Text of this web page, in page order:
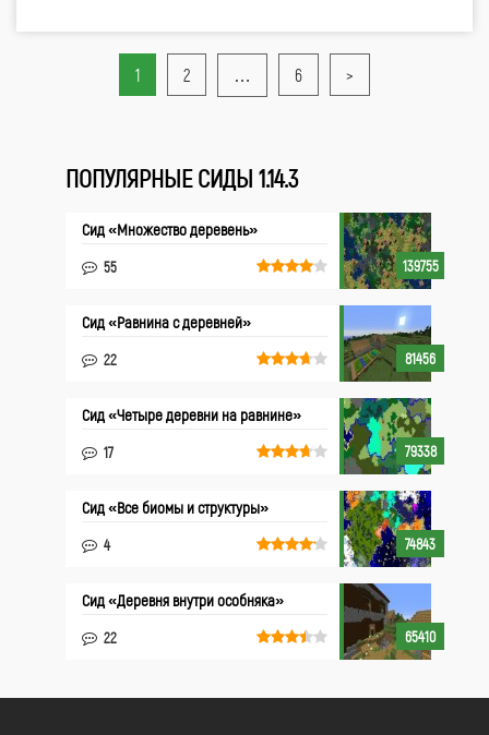
1 2 … 6 >
ПОПУЛЯРНЫЕ СИДЫ 1.14.3
139755
Сид «Множество деревень»
55
81456
Сид «Равнина с деревней»
22
79338
Сид «Четыре деревни на равнине»
17
74843
Cид «Все биомы и структуры»
4
65410
Сид «Деревня внутри особняка»
22